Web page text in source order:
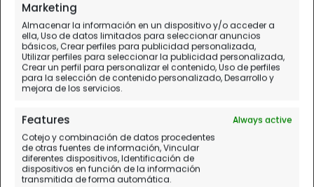
Marketing
Almacenar la información en un dispositivo y/o acceder a
ella, Uso de datos limitados para seleccionar anuncios
básicos, Crear perfiles para publicidad personalizada,
Utilizar perfiles para seleccionar la publicidad personalizada,
Crear un perfil para personalizar el contenido, Uso de perfiles
para la selección de contenido personalizado, Desarrollo y
mejora de los servicios.
Features
Always active
Cotejo y combinación de datos procedentes
de otras fuentes de información, Vincular
diferentes dispositivos, Identificación de
dispositivos en función de la información
transmitida de forma automática.